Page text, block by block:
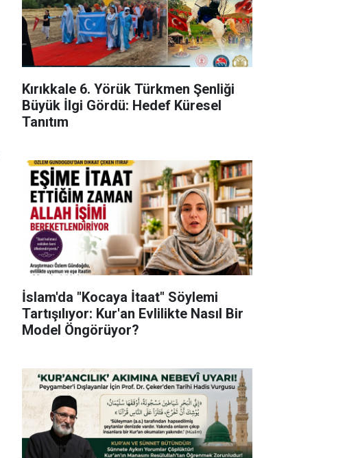
Kırıkkale 6. Yörük Türkmen Şenliği
Büyük İlgi Gördü: Hedef Küresel
Tanıtım
İslam'da "Kocaya İtaat" Söylemi
Tartışılıyor: Kur'an Evlilikte Nasıl Bir
Model Öngörüyor?